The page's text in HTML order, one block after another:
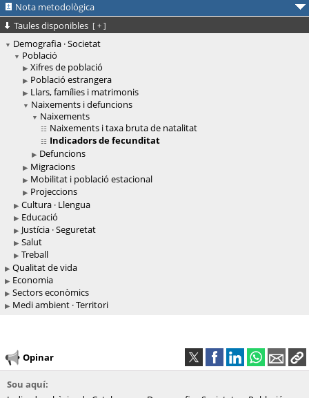
Nota metodològica
Taules disponibles [ + ]
Demografia · Societat
Població
Xifres de població
Població estrangera
Llars, famílies i matrimonis
Naixements i defuncions
Naixements
Naixements i taxa bruta de natalitat
Indicadors de fecunditat
Defuncions
Migracions
Mobilitat i població estacional
Projeccions
Cultura · Llengua
Educació
Justícia · Seguretat
Salut
Treball
Qualitat de vida
Economia
Sectors econòmics
Medi ambient · Territori
Opinar
Sou aquí: